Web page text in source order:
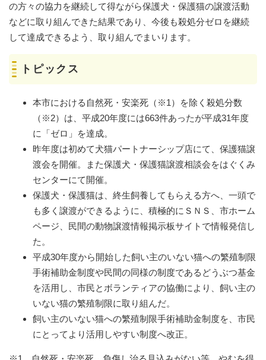
の方々の協力を継続して得ながら保護犬・保護猫の譲渡活動
などに取り組んできた結果であり、今後も殺処分ゼロを継続
して達成できるよう、取り組んでまいります。
トピックス
本市における自然死・安楽死（※1）を除く殺処分数
（※2）は、平成20年度には663件あったが平成31年度
に「ゼロ」を達成。
昨年度は初めて犬猫パートナーシップ店にて、保護猫譲
渡会を開催。また保護犬・保護猫譲渡相談会をはぐくみ
センターにて開催。
保護犬・保護猫は、終生飼養してもらえる方へ、一頭で
も多く譲渡ができるように、積極的にＳＮＳ、市ホーム
ページ、民間の動物譲渡情報掲示板サイトで情報発信し
た。
平成30年度から開始した飼い主のいない猫への繁殖制限
手術補助金制度や民間の同様の制度であるどうぶつ基金
を活用し、市民とボランティアの協働により、飼い主の
いない猫の繁殖制限に取り組んだ。
飼い主のいない猫への繁殖制限手術補助金制度を、市民
にとってより活用しやすい制度へ改正。